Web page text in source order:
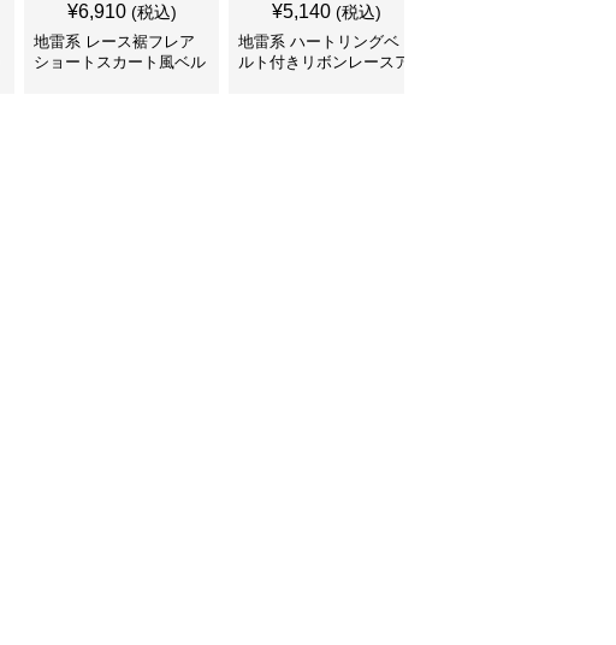
¥6,910 (税込)
地雷系 レース裾フレア
ショートスカート風ベル
¥5,140 (税込)
地雷系 ハートリングベ
ルト付きリボンレースア